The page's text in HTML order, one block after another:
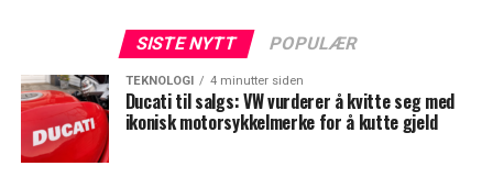
SISTE NYTT POPULÆR
TEKNOLOGI 4 minutter siden
Ducati til salgs: VW vurderer å kvitte seg med
ikonisk motorsykkelmerke for å kutte gjeld